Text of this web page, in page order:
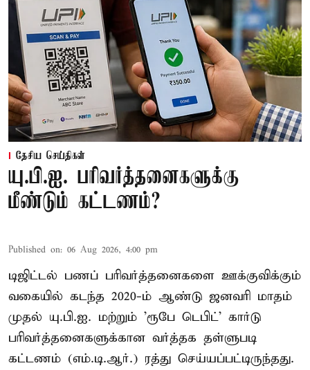
தேசிய செய்திகள்
யு.பி.ஐ. பரிவர்த்தனைகளுக்கு
மீண்டும் கட்டணம்?
Published on: 06 Aug 2026, 4:00 pm
டிஜிட்டல் பணப் பரிவர்த்தனைகளை ஊக்குவிக்கும்
வகையில் கடந்த 2020-ம் ஆண்டு ஜனவரி மாதம்
முதல் யு.பி.ஐ. மற்றும் 'ரூபே டெபிட்' கார்டு
பரிவர்த்தனைகளுக்கான வர்த்தக தள்ளுபடி
கட்டணம் (எம்.டி.ஆர்.) ரத்து செய்யப்பட்டிருந்தது.